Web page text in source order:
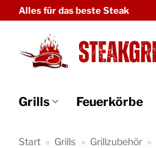
Zum
springen
Alles für das beste Steak
Grills Feuerkörbe
Start » Grills » Grillzubehör »